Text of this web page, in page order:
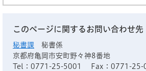
このページに関するお問い合わせ先
秘書課
秘書係
京都府亀岡市安町野々神8番地
Tel：0771-25-5001
Fax：0771-25-